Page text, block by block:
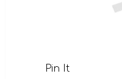
Pin It